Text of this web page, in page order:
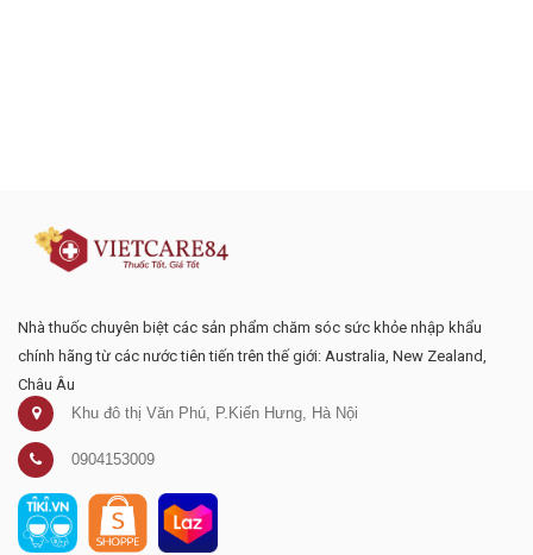
Nhà thuốc chuyên biệt các sản phẩm chăm sóc sức khỏe nhập khẩu
chính hãng từ các nước tiên tiến trên thế giới: Australia, New Zealand,
Châu Âu
Khu đô thị Văn Phú, P.Kiến Hưng, Hà Nội
0904153009